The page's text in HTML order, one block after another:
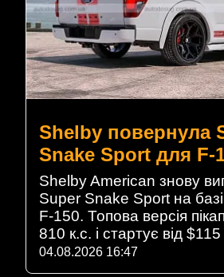
Shelby повернула
Snake Sport для F-
Shelby American знову
Super Snake Sport на
F-150. Топова версія
810 к.с. і стартує від
04.08.2026 16:47